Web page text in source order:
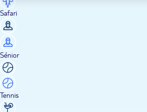
Safari
Sénior
Tennis